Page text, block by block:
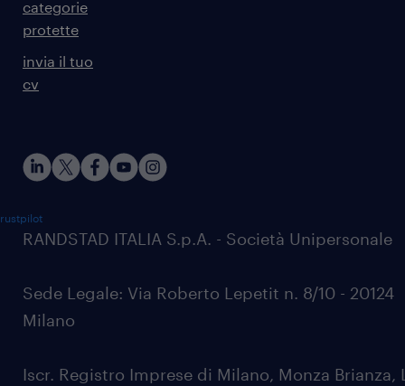
categorie
protette
invia il tuo
cv
RANDSTAD ITALIA S.p.A. - Società Unipersonale
Sede Legale: Via Roberto Lepetit n. 8/10 - 20124
Milano
Iscr. Registro Imprese di Milano, Monza Brianza,